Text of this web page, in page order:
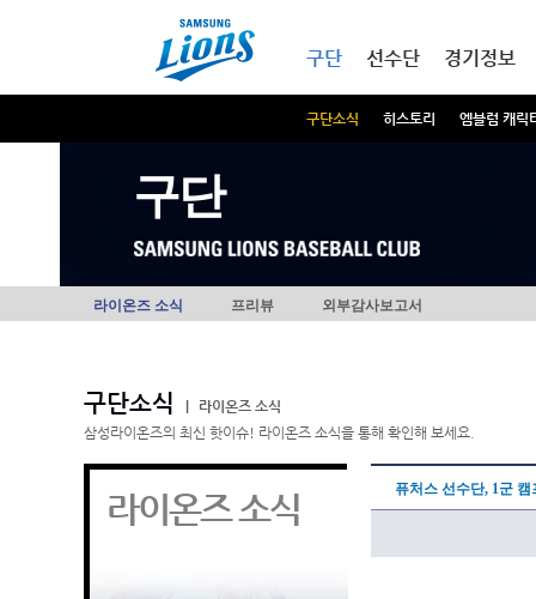
구단
구단소식 히스토리 엠블럼 캐릭
선수단 경기정보
구단
라이온즈 소식 프리뷰 외부감사보고서
구단소식
라이온즈 소식
삼성라이온즈의 최신 핫이슈! 라이온즈 소식을 통해 확인해 보세요.
라이온즈 소식 퓨처스 선수단, 1군